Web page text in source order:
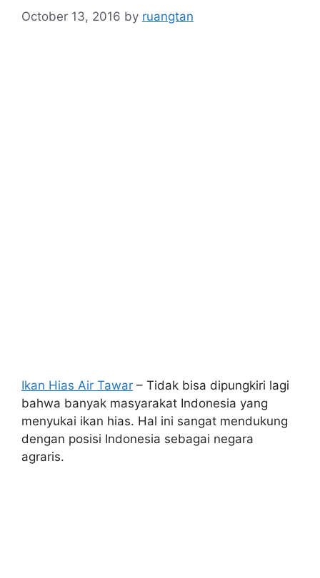
October 13, 2016 by ruangtan
Ikan Hias Air Tawar – Tidak bisa dipungkiri lagi
bahwa banyak masyarakat Indonesia yang
menyukai ikan hias. Hal ini sangat mendukung
dengan posisi Indonesia sebagai negara
agraris.